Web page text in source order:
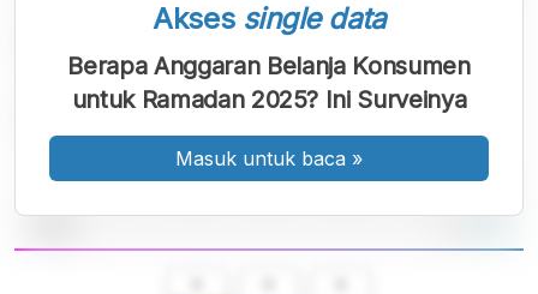
Akses single data
Berapa Anggaran Belanja Konsumen
untuk Ramadan 2025? Ini Surveinya
Masuk untuk baca »